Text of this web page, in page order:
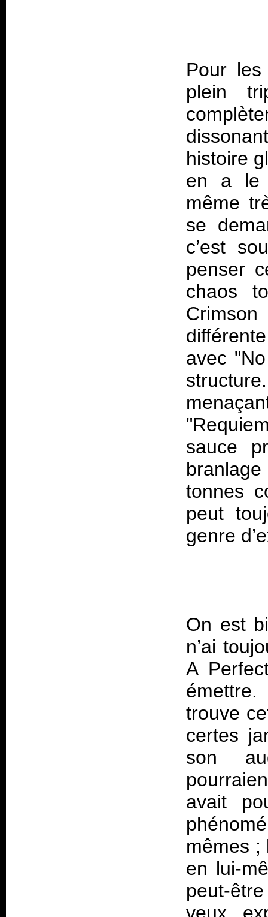
Pour
plein
histoire
en a le
même
se
c’est
penser
chaos
avec
sauce
tonnes
peut
On est
n’ai
A
émettre.
trouve
certes
son
avait
mêmes ;
en lui-
peut-